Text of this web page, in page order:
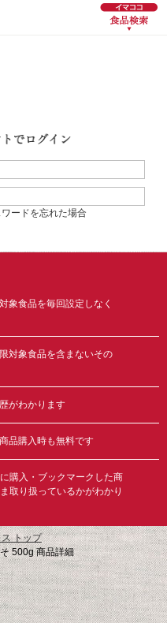
ードを忘れた場合
象食品を毎回設定しなく
対象食品を含まないその
がわかります
品購入時も無料です
購入・ブックマークした商
取り扱っているかがわかり
トップ
500g 商品詳細